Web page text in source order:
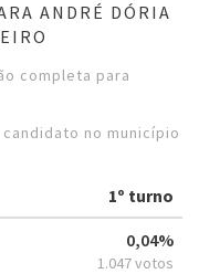
ANDRÉ DÓRIA
completa para
no município
1º turno
0,04%
1.047 votos